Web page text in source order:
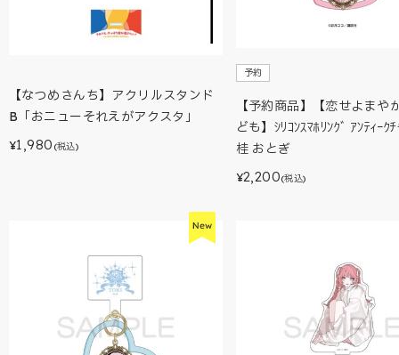
【なつめさんち】アクリルスタンド
B「おニューそれえがアクスタ」
¥1,980 (税込)
予約
【予約商品】【恋せよまや
ども】ｼﾘｺﾝｽﾏﾎﾘﾝｸﾞ ｱﾝﾃｨｰｸ
桂 おとぎ
¥2,200(税込)